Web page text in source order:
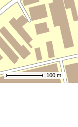
100 m